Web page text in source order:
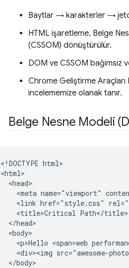
Baytlar → karakterler →
HTML işaretleme, Belge
(CSSOM) dönüştürülür.
DOM ve CSSOM bağımsız
Chrome Geliştirme
incelememize olanak tanır.
Belge Nesne Modeli
<!DOCTYPE html>
<html>
  <head>
<meta name="viewport"
<link href="style.css"
    <title>Critical Path</title>
  </head>
  <body>
<p>Hello <span>web
<div><img src="awesome-
  </body>